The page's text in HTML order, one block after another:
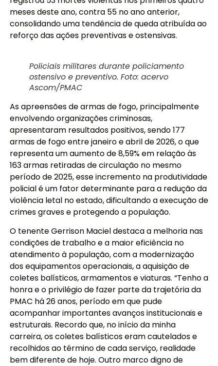
meses deste ano, contra 55 no ano anterior,
consolidando uma tendência de queda atribuída ao
reforço das ações preventivas e ostensivas.
Policiais militares durante policiamento
ostensivo e preventivo. Foto: acervo
Ascom/PMAC
As apreensões de armas de fogo, principalmente
envolvendo organizações criminosas,
apresentaram resultados positivos, sendo 177
armas de fogo entre janeiro e abril de 2026, o que
representa um aumento de 8,59% em relação às
163 armas retiradas de circulação no mesmo
período de 2025, esse incremento na produtividade
policial é um fator determinante para a redução da
violência letal no estado, dificultando a execução de
crimes graves e protegendo a população.
O tenente Gerrison Maciel destaca a melhoria nas
condições de trabalho e a maior eficiência no
atendimento à população, com a modernização
dos equipamentos operacionais, a aquisição de
coletes balísticos, armamentos e viaturas. “Tenho a
honra e o privilégio de fazer parte da trajetória da
PMAC há 26 anos, período em que pude
acompanhar importantes avanços institucionais e
estruturais. Recordo que, no início da minha
carreira, os coletes balísticos eram cautelados e
recolhidos ao término de cada serviço, realidade
bem diferente de hoje. Outro marco digno de